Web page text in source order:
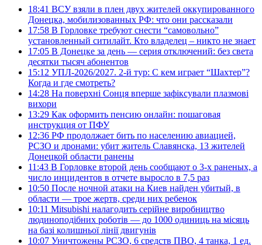
18:41 ВСУ взяли в плен двух жителей оккупированного
Донецка, мобилизованных РФ: что они рассказали
17:58 В Горловке требуют снести “самовольно”
установленный ситилайт. Кто владелец – никто не знает
17:05 В Донецке за день — серия отключений: без света
десятки тысяч абонентов
15:12 УПЛ-2026/2027. 2-й тур: С кем играет “Шахтер”?
Когда и где смотреть?
14:28 На поверхні Сонця вперше зафіксували плазмові
вихори
13:29 Как оформить пенсию онлайн: пошаговая
инструкция от ПФУ
12:36 РФ продолжает бить по населению авиацией,
РСЗО и дронами: убит житель Славянска, 13 жителей
Донецкой области ранены
11:43 В Горловке второй день сообщают о 3-х раненых, а
число инцидентов в отчете выросло в 7,5 раз
10:50 После ночной атаки на Киев найден убитый, в
области — трое жертв, среди них ребенок
10:11 Mitsubishi налагодить серійне виробництво
людиноподібних роботів — до 1000 одиниць на місяць
на базі колишньої лінії двигунів
10:07 Уничтожены РСЗО, 6 средств ПВО, 4 танка, 1 ед.